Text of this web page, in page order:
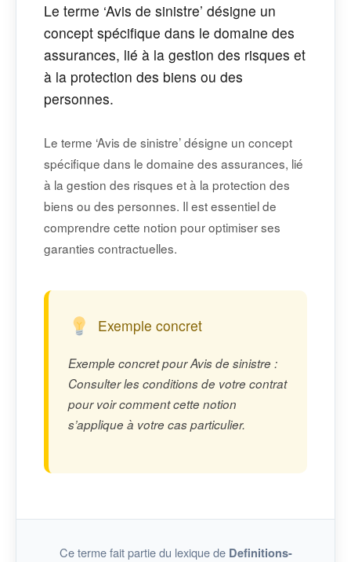
Le terme ‘Avis de sinistre’ désigne un
concept spécifique dans le domaine des
assurances, lié à la gestion des risques et
à la protection des biens ou des
personnes.
Le terme ‘Avis de sinistre’ désigne un concept
spécifique dans le domaine des assurances, lié
à la gestion des risques et à la protection des
biens ou des personnes. Il est essentiel de
comprendre cette notion pour optimiser ses
garanties contractuelles.
Exemple concret
Exemple concret pour Avis de sinistre :
Consulter les conditions de votre contrat
pour voir comment cette notion
s’applique à votre cas particulier.
Ce terme fait partie du lexique de Definitions-